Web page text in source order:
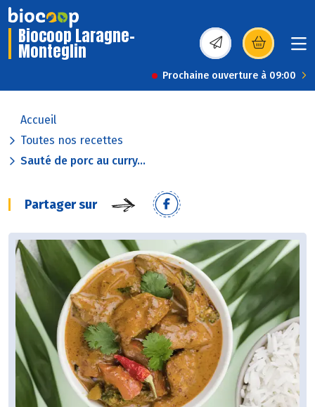
Biocoop Laragne-
Monteglin (s’ouvre dans une
Prochaine ouverture à 09:00
Accueil
Toutes nos recettes
Sauté de porc au curry...
Partager sur